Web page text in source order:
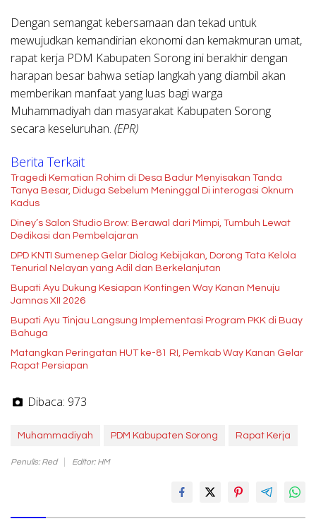
Dengan semangat kebersamaan dan tekad untuk
mewujudkan kemandirian ekonomi dan kemakmuran umat,
rapat kerja PDM Kabupaten Sorong ini berakhir dengan
harapan besar bahwa setiap langkah yang diambil akan
memberikan manfaat yang luas bagi warga
Muhammadiyah dan masyarakat Kabupaten Sorong
secara keseluruhan. (EPR)
Berita Terkait
Tragedi Kematian Rohim di Desa Badur Menyisakan Tanda
Tanya Besar, Diduga Sebelum Meninggal Di interogasi Oknum
Kadus
Diney’s Salon Studio Brow: Berawal dari Mimpi, Tumbuh Lewat
Dedikasi dan Pembelajaran
DPD KNTI Sumenep Gelar Dialog Kebijakan, Dorong Tata Kelola
Tenurial Nelayan yang Adil dan Berkelanjutan
Bupati Ayu Dukung Kesiapan Kontingen Way Kanan Menuju
Jamnas XII 2026
Bupati Ayu Tinjau Langsung Implementasi Program PKK di Buay
Bahuga
Matangkan Peringatan HUT ke-81 RI, Pemkab Way Kanan Gelar
Rapat Persiapan
Dibaca: 973
Muhammadiyah PDM Kabupaten Sorong Rapat Kerja
Penulis: Red Editor: HM